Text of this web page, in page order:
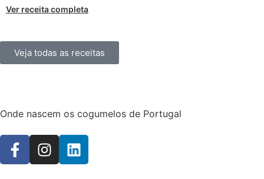
Ver receita completa
Veja todas as receitas
Onde nascem os cogumelos de Portugal